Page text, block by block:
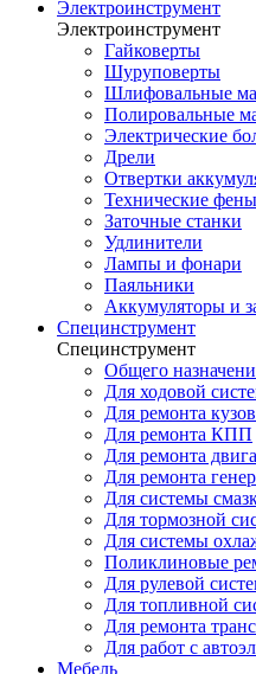
Электроинструмент
Электроинструмент
Гайковерты
Шуруповерты
Шлифовальные
Полировальные
Электрические
Дрели
Отвертки
Технические фены
Заточные станки
Удлинители
Лампы и фонари
Паяльники
Аккумуляторы и
Специнструмент
Специнструмент
Общего
Для ходовой
Для ремонта
Для ремонта КПП
Для ремонта
Для ремонта
Для системы
Для тормозной
Для системы
Поликлиновые
Для рулевой
Для топливной
Для ремонта
Для работ с
Мебель